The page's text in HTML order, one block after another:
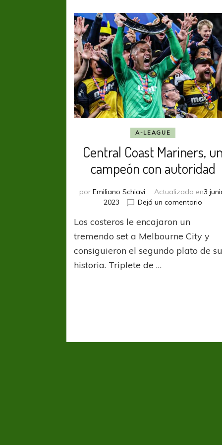
A-LEAGUE
Central Coast Mariners, un
campeón con autoridad
porEmiliano Schiavi Actualizado en3
2023
Dejá un comentario
un
Los costeros le encajaron un
tremendo set a Melbourne City y
consiguieron el segundo plato de su
historia. Triplete de …